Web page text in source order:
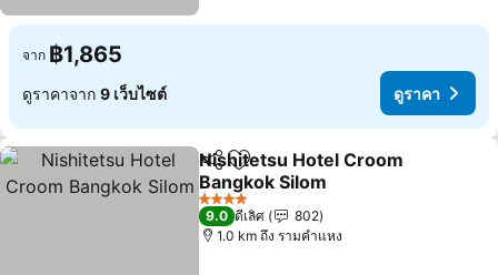
จาก ฿1,865
ดูราคาจาก 9 เว็บไซต์ ดูราคา
แชร์ เพิ่มในรายการโปรด
Nishitetsu Hotel Croom
Bangkok Silom
4 ดาว
9.0 ดีเลิศ
802
1.0 km ถึง รามคำแหง